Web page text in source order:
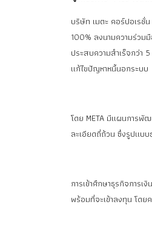
บริษัท เมตะ คอร์ปอเรชั่
100% ลงนามความร่วม
ประสบความสำเร็จกว่า
แก้ไขปัญหาหนี้นอกระบบ
โดย META มีแผนการพั
ละเอียดถี่ถ้วน ซึ่งรูปแบ
การเข้าศึกษาธุรกิจการ
พร้อมที่จะเข้าลงทุน โดย